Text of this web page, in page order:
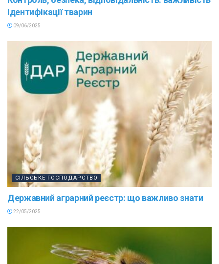
ідентифікації тварин
09/06/2025
СІЛЬСЬКЕ ГОСПОДАРСТВО
Державний аграрний реєстр: що важливо знати
22/05/2025